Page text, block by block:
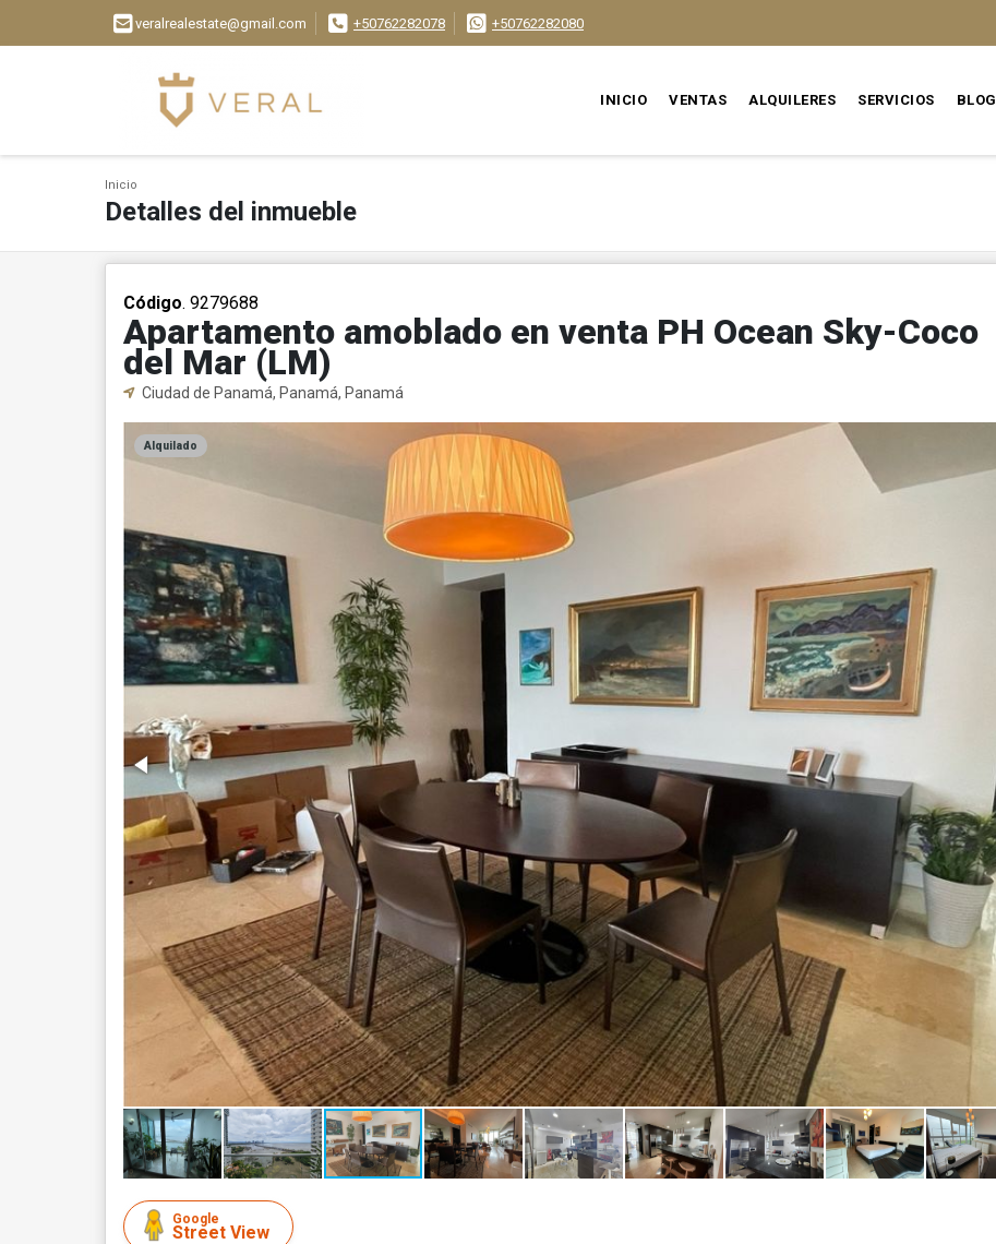
veralrealestate@gmail.com +50762282078 +50762282080
INICIO VENTAS ALQUILERES SERVICIOS BLOG
Inicio
Detalles del inmueble
Código. 9279688
Apartamento amoblado en venta PH Ocean Sky-Coco
del Mar (LM)
Ciudad de Panamá, Panamá, Panamá
Alquilado
Google
Street View